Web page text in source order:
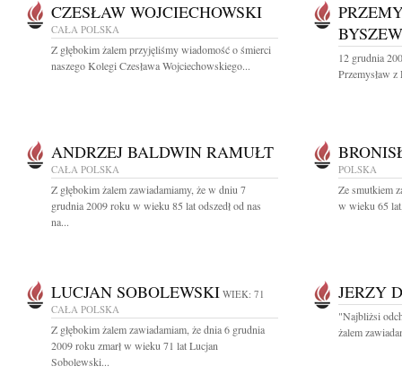
CZESŁAW WOJCIECHOWSKI
CAŁA POLSKA
Z głębokim żalem przyjęliśmy wiadomość o śmierci
naszego Kolegi Czesława Wojciechowskiego...
12 grudnia
Przemysław
ANDRZEJ BALDWIN RAMUŁT
CAŁA POLSKA
Z głębokim żalem zawiadamiamy, że w dniu 7
grudnia 2009 roku w wieku 85 lat odszedł od nas
na...
POLSKA
Ze smutkiem
w wieku 65
LUCJAN SOBOLEWSKI WIEK: 71
CAŁA POLSKA
Z głębokim żalem zawiadamiam, że dnia 6 grudnia
2009 roku zmarł w wieku 71 lat Lucjan
Sobolewski...
JERZY
"Najbliżsi
żalem